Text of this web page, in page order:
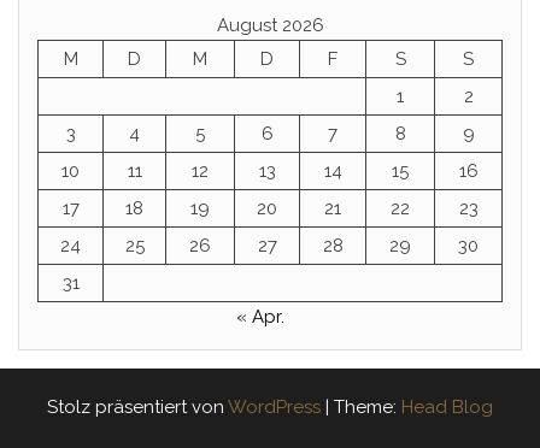
August 2026
M
D M D F S
S
1
2
3
4 5 6 7 8
9
10
11 12 13 14 15
16
17
18 19 20 21 22
23
24
25 26 27 28 29
30
31
« Apr.
Stolz präsentiert von WordPress | Theme: Head Blog